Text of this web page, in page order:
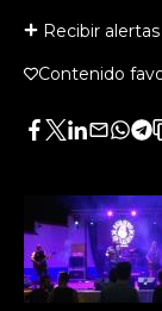
Recibir
Contenido
Facebook
Twitter
LinkedIn
Enviar